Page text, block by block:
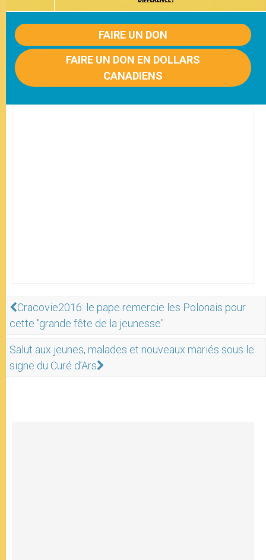
FAIRE UN DON
FAIRE UN DON EN DOLLARS
CANADIENS
Cracovie2016: le pape remercie les Polonais pour
cette "grande fête de la jeunesse"
Salut aux jeunes, malades et nouveaux mariés sous le
signe du Curé d’Ars